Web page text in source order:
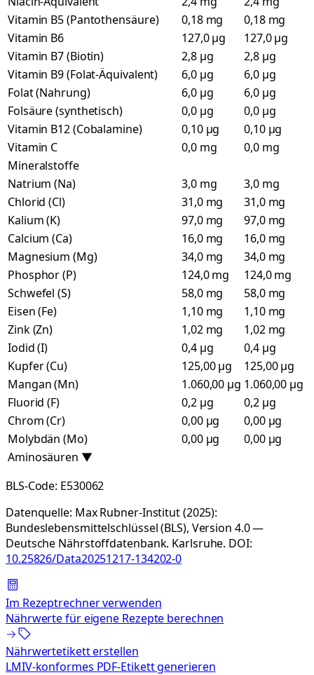
Vitamin B5 (Pantothensäure)
0,18 mg
0,18 mg
Vitamin B6
127,0 µg
127,0 µg
Vitamin B7 (Biotin)
2,8 µg
2,8 µg
Vitamin B9 (Folat-Äquivalent)
6,0 µg
6,0 µg
Folat (Nahrung)
6,0 µg
6,0 µg
Folsäure (synthetisch)
0,0 µg
0,0 µg
Vitamin B12 (Cobalamine)
0,10 µg
0,10 µg
Vitamin C
0,0 mg
0,0 mg
Mineralstoffe
Natrium (Na)
3,0 mg
3,0 mg
Chlorid (Cl)
31,0 mg
31,0 mg
Kalium (K)
97,0 mg
97,0 mg
Calcium (Ca)
16,0 mg
16,0 mg
Magnesium (Mg)
34,0 mg
34,0 mg
Phosphor (P)
124,0 mg
124,0 mg
Schwefel (S)
58,0 mg
58,0 mg
Eisen (Fe)
1,10 mg
1,10 mg
Zink (Zn)
1,02 mg
1,02 mg
Iodid (I)
0,4 µg
0,4 µg
Kupfer (Cu)
125,00 µg
125,00 µg
Mangan (Mn)
1.060,00 µg 1.060,00 µg
Fluorid (F)
0,2 µg
0,2 µg
Chrom (Cr)
0,00 µg
0,00 µg
Molybdän (Mo)
0,00 µg
0,00 µg
Aminosäuren ▼
BLS-Code: E530062
Datenquelle: Max Rubner-Institut (2025):
Bundeslebensmittelschlüssel (BLS), Version 4.0 —
Deutsche Nährstoffdatenbank. Karlsruhe. DOI:
10.25826/Data20251217-134202-0
Im Rezeptrechner verwenden
Nährwerte für eigene Rezepte berechnen
Nährwertetikett erstellen
LMIV-konformes PDF-Etikett generieren